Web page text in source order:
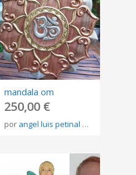
mandala om
250,00 €
por angel luis petinal galan